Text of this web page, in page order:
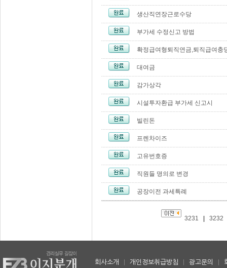
생산직연장근로수당
부가세 수정신고 방법
확정급여형퇴직연금,퇴직급여충
대여금
감가상각
시설투자환급 부가세 신고시
빌린돈
프렌차이즈
고유번호증
직원들 명의로 변경
공장이전 과세특례
3231 3232
회사소개 개인정보취급방침 광고문의